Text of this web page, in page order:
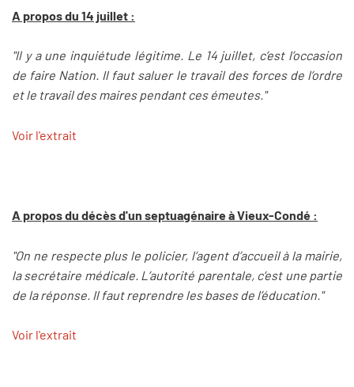
A propos du 14 juillet :
"Il y a une inquiétude légitime. Le 14 juillet, c’est l’occasion
de faire Nation. Il faut saluer le travail des forces de l’ordre
et le travail des maires pendant ces émeutes."
Voir l'extrait
A propos du décès d'un septuagénaire à Vieux-Condé :
"On ne respecte plus le policier, l’agent d’accueil à la mairie,
la secrétaire médicale. L’autorité parentale, c’est une partie
de la réponse. Il faut reprendre les bases de l’éducation."
Voir l'extrait